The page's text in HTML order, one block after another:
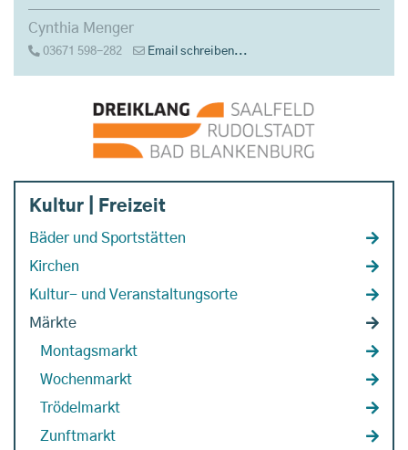
Cynthia Menger
03671 598-282 Email schreiben...
Kultur | Freizeit
Bäder und Sportstätten
Kirchen
Kultur- und Veranstaltungsorte
Märkte
Montagsmarkt
Wochenmarkt
Trödelmarkt
Zunftmarkt